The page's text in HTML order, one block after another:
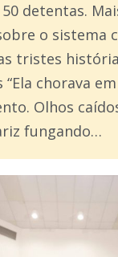
detentas.
o sistema
tristes
“Ela chorava
Olhos
fungando…